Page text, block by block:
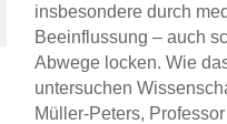
insbesondere durch
Beeinflussung – auch
Abwege locken. Wie
untersuchen
Müller-Peters,